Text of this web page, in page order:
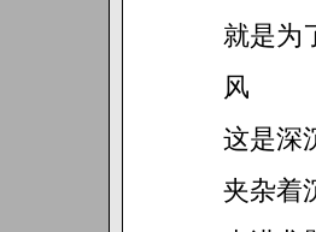
就是为
风
这是深
夹杂着